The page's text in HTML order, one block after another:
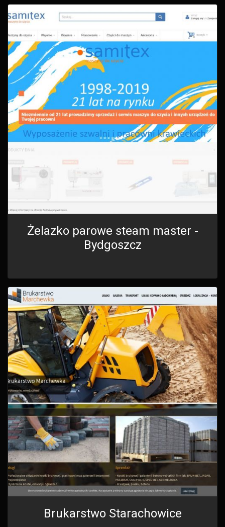
Żelazko parowe steam master -
Bydgoszcz
Brukarstwo Starachowice